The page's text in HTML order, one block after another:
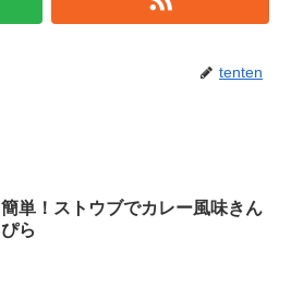
tenten
簡単！ストウブでカレー風味きん
ぴら